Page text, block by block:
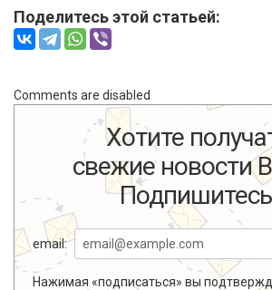
Поделитесь этой статьей:
Comments are disabled
Хотите
свежие новости
email:
Нажимая «подписаться» вы